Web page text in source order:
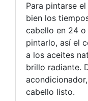
Para pintarse
bien los
cabello en 24
pintarlo, así el
a los aceites
brillo radiante.
cabello listo.